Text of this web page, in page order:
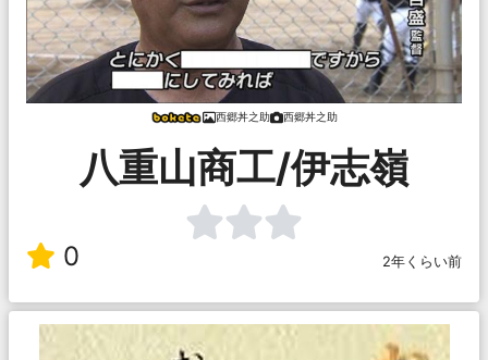
西郷丼之助 西郷丼之助
八重山商工/伊志嶺
0 2年くらい前